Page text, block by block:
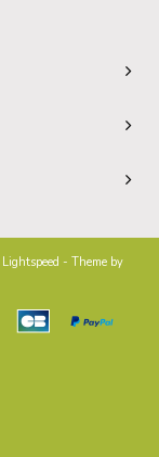
Lightspeed - Theme by